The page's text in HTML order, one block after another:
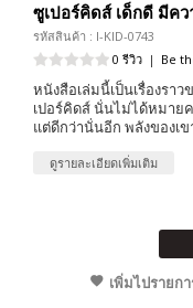
ซูเปอร์คิดส์ เด็กดี มีค
รหัสสินค้า : I-KID-0743
0 รีวิว | Be
หนังสือเล่มนี้เป็นเรื่องรา
เปอร์คิดส์ นั่นไม่ได้หมาย
แต่ดีกว่านั่นอีก พลังของเ
ดูรายละเอียดเพิ่มเติม
เพิ่มไปรายก